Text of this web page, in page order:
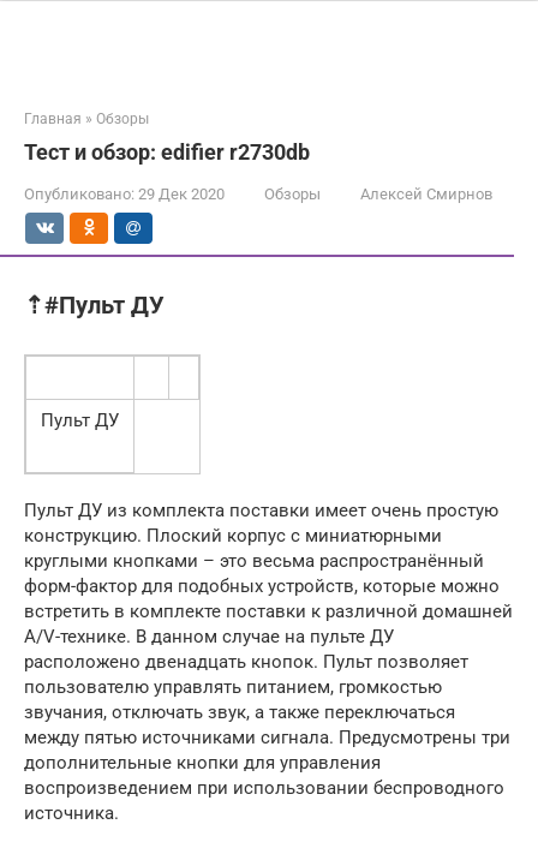
Главная » Обзоры
Тест и обзор: edifier r2730db
Опубликовано: 29 Дек 2020 Обзоры Алексей Смирнов
⇡#Пульт ДУ
Пульт ДУ
Пульт ДУ из комплекта поставки имеет очень простую
конструкцию. Плоский корпус с миниатюрными
круглыми кнопками – это весьма распространённый
форм-фактор для подобных устройств, которые можно
встретить в комплекте поставки к различной домашней
A/V-технике. В данном случае на пульте ДУ
расположено двенадцать кнопок. Пульт позволяет
пользователю управлять питанием, громкостью
звучания, отключать звук, а также переключаться
между пятью источниками сигнала. Предусмотрены три
дополнительные кнопки для управления
воспроизведением при использовании беспроводного
источника.